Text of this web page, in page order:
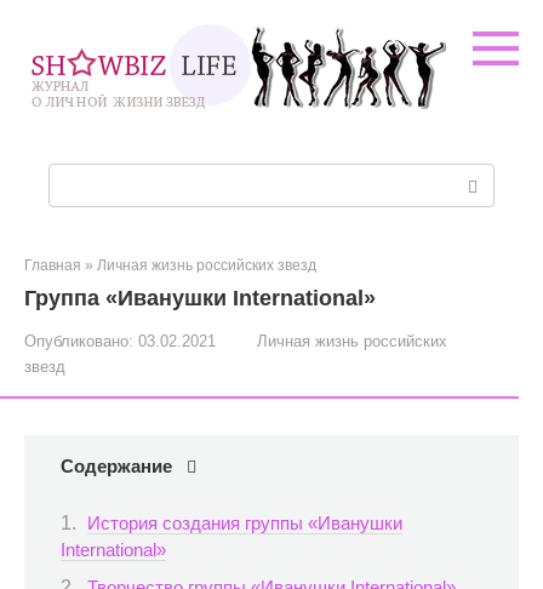
контенту
Главная » Личная жизнь российских звезд
Группа «Иванушки International»
Опубликовано: 03.02.2021
Личная жизнь российских
звезд
Содержание
История создания группы «Иванушки
International»